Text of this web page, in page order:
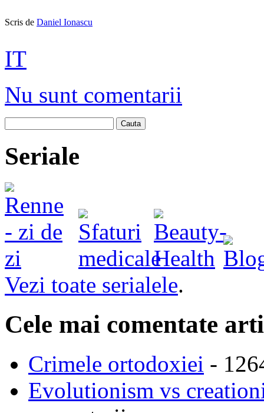
Scris de Daniel Ionascu
IT
Nu sunt comentarii
Cauta
Seriale
Vezi toate serialele.
Cele mai comentate
Crimele ortodoxiei -
Evolutionism vs